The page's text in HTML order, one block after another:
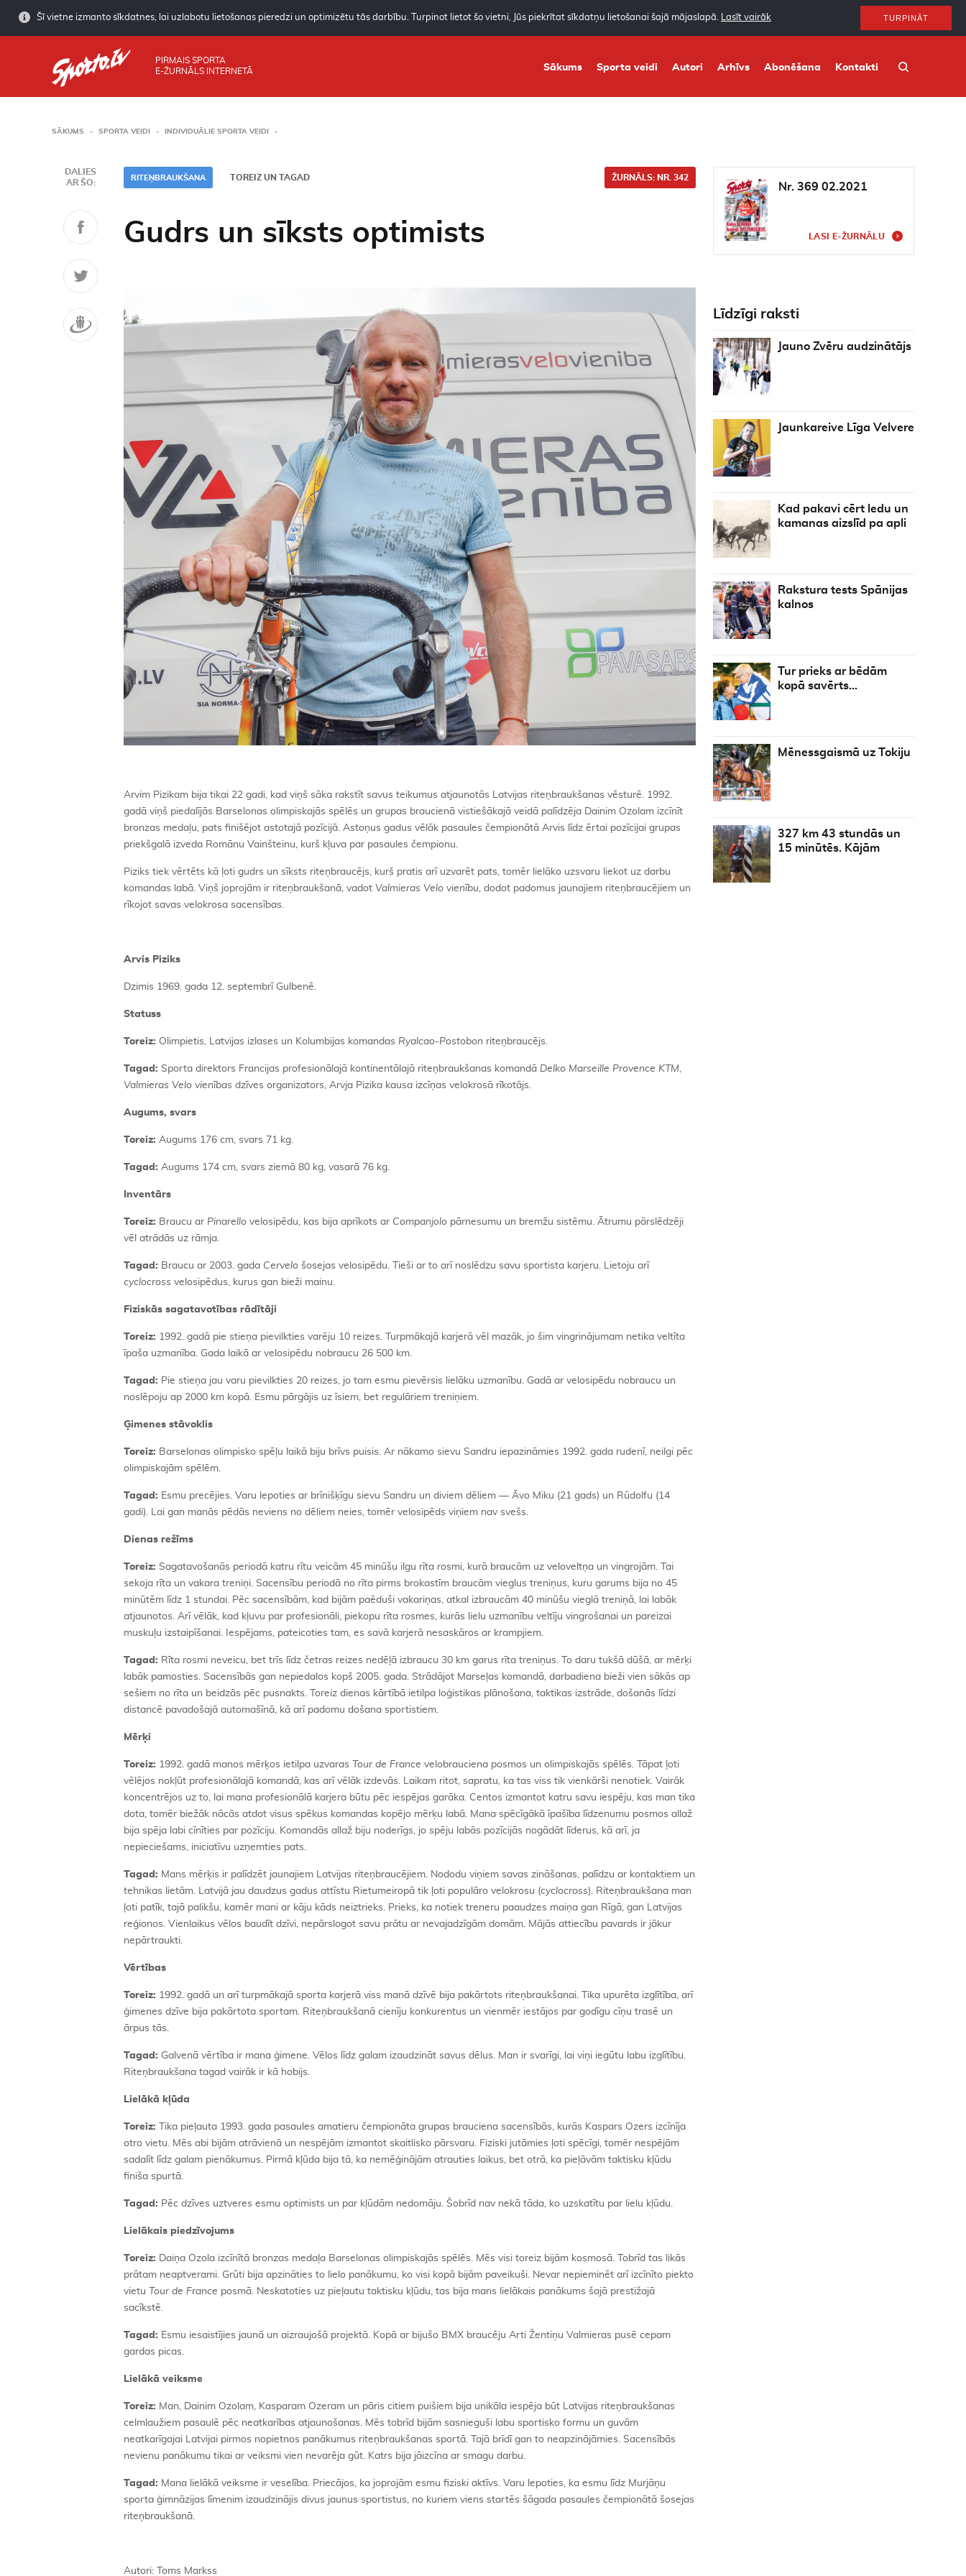
Šī vietne izmanto sīkdatnes, lai uzlabotu lietošanas pieredzi un optimizētu tās darbību. Turpinot lietot šo vietni, Jūs piekrītat sīkdatņu lietošanai šajā mājaslapā. Lasīt vairāk TURPINĀT
PIRMAIS SPORTA
E-ŽURNĀLS INTERNETĀ
Sākums Sporta veidi Autori Arhīvs Abonēšana Kontakti
SĀKUMS SPORTA VEIDI INDIVIDUĀLIE SPORTA VEIDI
DALIES
AR ŠO:
RITEŅBRAUKŠANA ŽURNĀLS: NR. 342
TOREIZ UN TAGAD
Gudrs un sīksts optimists
Arvim Pizikam bija tikai 22 gadi, kad viņš sāka rakstīt savus teikumus atjaunotās Latvijas riteņbraukšanas vēsturē. 1992.
gadā viņš piedalījās Barselonas olimpiskajās spēlēs un grupas braucienā vistiešākajā veidā palīdzēja Dainim Ozolam izcīnīt
bronzas medaļu, pats finišējot astotajā pozīcijā. Astoņus gadus vēlāk pasaules čempionātā Arvis līdz ērtai pozīcijai grupas
priekšgalā izveda Romānu Vainšteinu, kurš kļuva par pasaules čempionu.
Piziks tiek vērtēts kā ļoti gudrs un sīksts riteņbraucējs, kurš pratis arī uzvarēt pats, tomēr lielāko uzsvaru liekot uz darbu
komandas labā. Viņš joprojām ir riteņbraukšanā, vadot Valmieras Velo vienību, dodot padomus jaunajiem riteņbraucējiem un
rīkojot savas velokrosa sacensības.
Arvis Piziks
Dzimis 1969. gada 12. septembrī Gulbenē.
Statuss
Toreiz: Olimpietis, Latvijas izlases un Kolumbijas komandas Ryalcao-Postobon riteņbraucējs.
Tagad: Sporta direktors Francijas profesionālajā kontinentālajā riteņbraukšanas komandā Delko Marseille Provence KTM,
Valmieras Velo vienības dzīves organizators, Arvja Pizika kausa izcīņas velokrosā rīkotājs.
Augums, svars
Toreiz: Augums 176 cm, svars 71 kg.
Tagad: Augums 174 cm, svars ziemā 80 kg, vasarā 76 kg.
Inventārs
Toreiz: Braucu ar Pinarello velosipēdu, kas bija aprīkots ar Companjolo pārnesumu un bremžu sistēmu. Ātrumu pārslēdzēji
vēl atrādās uz rāmja.
Tagad: Braucu ar 2003. gada Cervelo šosejas velosipēdu. Tieši ar to arī noslēdzu savu sportista karjeru. Lietoju arī
cyclocross velosipēdus, kurus gan bieži mainu.
Fiziskās sagatavotības rādītāji
Toreiz: 1992. gadā pie stieņa pievilkties varēju 10 reizes. Turpmākajā karjerā vēl mazāk, jo šim vingrinājumam netika veltīta
īpaša uzmanība. Gada laikā ar velosipēdu nobraucu 26 500 km.
Tagad: Pie stieņa jau varu pievilkties 20 reizes, jo tam esmu pievērsis lielāku uzmanību. Gadā ar velosipēdu nobraucu un
noslēpoju ap 2000 km kopā. Esmu pārgājis uz īsiem, bet regulāriem treniņiem.
Ģimenes stāvoklis
Toreiz: Barselonas olimpisko spēļu laikā biju brīvs puisis. Ar nākamo sievu Sandru iepazināmies 1992. gada rudenī, neilgi pēc
olimpiskajām spēlēm.
Tagad: Esmu precējies. Varu lepoties ar brīnišķīgu sievu Sandru un diviem dēliem — Āvo Miku (21 gads) un Rūdolfu (14
gadi). Lai gan manās pēdās neviens no dēliem neies, tomēr velosipēds viņiem nav svešs.
Dienas režīms
Toreiz: Sagatavošanās periodā katru rītu veicām 45 minūšu ilgu rīta rosmi, kurā braucām uz veloveltņa un vingrojām. Tai
sekoja rīta un vakara treniņi. Sacensību periodā no rīta pirms brokastīm braucām vieglus treniņus, kuru garums bija no 45
minūtēm līdz 1 stundai. Pēc sacensībām, kad bijām paēduši vakariņas, atkal izbraucām 40 minūšu vieglā treniņā, lai labāk
atjaunotos. Arī vēlāk, kad kļuvu par profesionāli, piekopu rīta rosmes, kurās lielu uzmanību veltīju vingrošanai un pareizai
muskuļu izstaipīšanai. Iespējams, pateicoties tam, es savā karjerā nesaskāros ar krampjiem.
Tagad: Rīta rosmi neveicu, bet trīs līdz četras reizes nedēļā izbraucu 30 km garus rīta treniņus. To daru tukšā dūšā, ar mērķi
labāk pamosties. Sacensībās gan nepiedalos kopš 2005. gada. Strādājot Marseļas komandā, darbadiena bieži vien sākās ap
sešiem no rīta un beidzās pēc pusnakts. Toreiz dienas kārtībā ietilpa loģistikas plānošana, taktikas izstrāde, došanās līdzi
distancē pavadošajā automašīnā, kā arī padomu došana sportistiem.
Mērķi
Toreiz: 1992. gadā manos mērķos ietilpa uzvaras Tour de France velobrauciena posmos un olimpiskajās spēlēs. Tāpat ļoti
vēlējos nokļūt profesionālajā komandā, kas arī vēlāk izdevās. Laikam ritot, sapratu, ka tas viss tik vienkārši nenotiek. Vairāk
koncentrējos uz to, lai mana profesionālā karjera būtu pēc iespējas garāka. Centos izmantot katru savu iespēju, kas man tika
dota, tomēr biežāk nācās atdot visus spēkus komandas kopējo mērķu labā. Mana spēcīgākā īpašība līdzenumu posmos allaž
bija spēja labi cīnīties par pozīciju. Komandās allaž biju noderīgs, jo spēju labās pozīcijās nogādāt līderus, kā arī, ja
nepieciešams, iniciatīvu uzņemties pats.
Tagad: Mans mērķis ir palīdzēt jaunajiem Latvijas riteņbraucējiem. Nododu viņiem savas zināšanas, palīdzu ar kontaktiem un
tehnikas lietām. Latvijā jau daudzus gadus attīstu Rietumeiropā tik ļoti populāro velokrosu (cyclocross). Riteņbraukšana man
ļoti patīk, tajā palikšu, kamēr mani ar kāju kāds neiztrieks. Prieks, ka notiek treneru paaudzes maiņa gan Rīgā, gan Latvijas
reģionos. Vienlaikus vēlos baudīt dzīvi, nepārslogot savu prātu ar nevajadzīgām domām. Mājās attiecību pavards ir jākur
nepārtraukti.
Vērtības
Toreiz: 1992. gadā un arī turpmākajā sporta karjerā viss manā dzīvē bija pakārtots riteņbraukšanai. Tika upurēta izglītība, arī
ģimenes dzīve bija pakārtota sportam. Riteņbraukšanā cienīju konkurentus un vienmēr iestājos par godīgu cīņu trasē un
ārpus tās.
Tagad: Galvenā vērtība ir mana ģimene. Vēlos līdz galam izaudzināt savus dēlus. Man ir svarīgi, lai viņi iegūtu labu izglītību.
Riteņbraukšana tagad vairāk ir kā hobijs.
Lielākā kļūda
Toreiz:
Tika pieļauta 1993. gada pasaules amatieru čempionāta grupas brauciena sacensībās, kurās Kaspars Ozers izcīnīja
otro vietu. Mēs abi bijām atrāvienā un nespējām izmantot skaitlisko pārsvaru. Fiziski jutāmies ļoti spēcīgi, tomēr nespējām
sadalīt līdz galam pienākumus. Pirmā kļūda bija tā, ka nemēģinājām atrauties laikus, bet otrā, ka pieļāvām taktisku kļūdu
finiša spurtā.
Tagad: Pēc dzīves uztveres esmu optimists un par kļūdām nedomāju. Šobrīd nav nekā tāda, ko uzskatītu par lielu kļūdu.
Lielākais piedzīvojums
Toreiz: Daiņa Ozola izcīnītā bronzas medaļa Barselonas olimpiskajās spēlēs. Mēs visi toreiz bijām kosmosā. Tobrīd tas likās
prātam neaptverami. Grūti bija apzināties to lielo panākumu, ko visi kopā bijām paveikuši. Nevar nepieminēt arī izcīnīto piekto
vietu Tour de France posmā. Neskatoties uz pieļautu taktisku kļūdu, tas bija mans lielākais panākums šajā prestižajā
sacīkstē.
Tagad: Esmu iesaistījies jaunā un aizraujošā projektā. Kopā ar bijušo BMX braucēju Arti Žentiņu Valmieras pusē cepam
gardas picas.
Lielākā veiksme
Toreiz: Man, Dainim Ozolam, Kasparam Ozeram un pāris citiem puišiem bija unikāla iespēja būt Latvijas riteņbraukšanas
celmlaužiem pasaulē pēc neatkarības atjaunošanas. Mēs tobrīd bijām sasnieguši labu sportisko formu un guvām
neatkarīgajai Latvijai pirmos nopietnos panākumus riteņbraukšanas sportā. Tajā brīdī gan to neapzinājāmies. Sacensībās
nevienu panākumu tikai ar veiksmi vien nevarēja gūt. Katrs bija jāizcīna ar smagu darbu.
Tagad: Mana lielākā veiksme ir veselība. Priecājos, ka joprojām esmu fiziski aktīvs. Varu lepoties, ka esmu līdz Murjāņu
sporta ģimnāzijas līmenim izaudzinājis divus jaunus sportistus, no kuriem viens startēs šāgada pasaules čempionātā šosejas
riteņbraukšanā.
Autori: Toms Markss
Nr. 369 02.2021
LASI E-ŽURNĀLU
Līdzīgi raksti
Jauno Zvēru audzinātājs
Jaunkareive Līga Velvere
Kad pakavi cērt ledu un
kamanas aizslīd pa apli
Rakstura tests Spānijas
kalnos
Tur prieks ar bēdām
kopā savērts…
Mēnessgaismā uz Tokiju
327 km 43 stundās un
15 minūtēs. Kājām